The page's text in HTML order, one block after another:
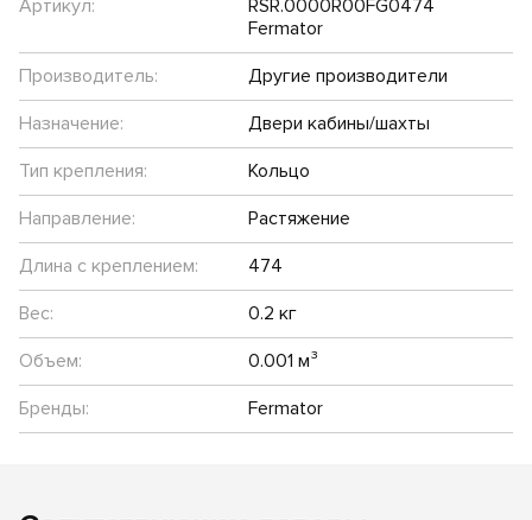
Артикул:
RSR.0000R00FG0474
Fermator
Производитель:
Другие производители
Назначение:
Двери кабины/шахты
Тип крепления:
Кольцо
Направление:
Растяжение
Длина с креплением:
474
Вес:
0.2 кг
Объем:
0.001 м³
Бренды:
Fermator